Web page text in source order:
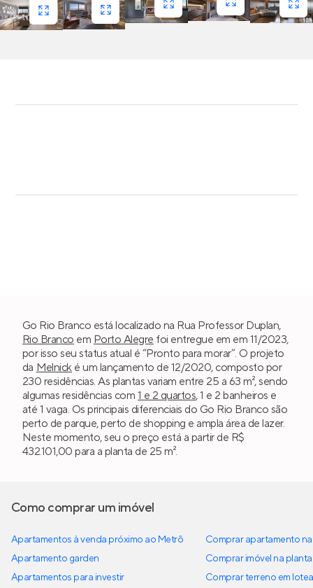
Go Rio Branco está localizado na Rua Professor Duplan,
Rio Branco em Porto Alegre foi entregue em em 11/2023,
por isso seu status atual é “Pronto para morar”. O projeto
da Melnick é um lançamento de 12/2020, composto por
230 residências. As plantas variam entre 25 a 63 m², sendo
algumas residências com 1 e 2 quartos, 1 e 2 banheiros e
até 1 vaga. Os principais diferenciais do Go Rio Branco são
perto de parque, perto de shopping e ampla área de lazer.
Neste momento, seu o preço está a partir de R$
432.101,00 para a planta de 25 m².
Como comprar um imóvel
Apartamentos à venda próximo ao Metrô
Apartamento garden
Apartamentos para investir
Comprar apartamento
Comprar imóvel na planta
Comprar terreno em